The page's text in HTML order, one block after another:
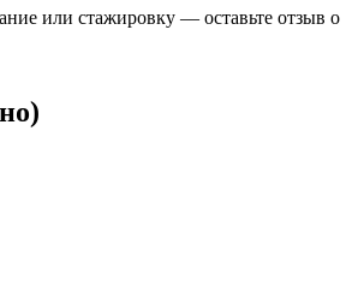
или стажировку — оставьте отзыв о